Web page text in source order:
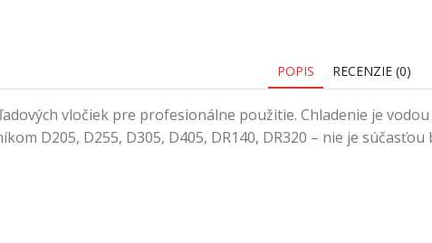
POPIS RECENZIE (0)
vločiek pre profesionálne použitie. Chladenie je
D205, D255, D305, D405, DR140, DR320 – nie je súčasťou